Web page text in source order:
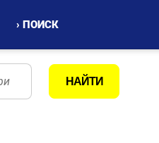
› ПОИСК